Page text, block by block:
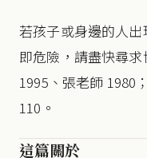
若孩子或身邊的人
即危險，請盡快尋
1995、張老師 1980
110。
這篇關於